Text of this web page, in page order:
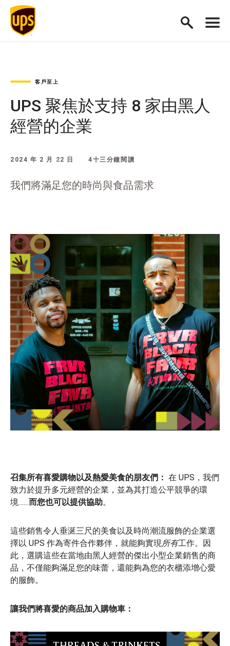
客戶至上
UPS 聚焦於支持 8 家由黑人
經營的企業
2024 年 2 月 22 日 4十三分鐘閱讀
我們將滿足您的時尚與食品需求
召集所有喜愛購物以及熱愛美食的朋友們： 在 UPS，我們
致力於提升多元經營的企業，並為其打造公平競爭的環
境……而您也可以提供協助。
這些銷售令人垂涎三尺的美食以及時尚潮流服飾的企業選
擇以 UPS 作為寄件合作夥伴，就能夠實現所有工作。因
此，選購這些在當地由黑人經營的傑出小型企業銷售的商
品，不僅能夠滿足您的味蕾，還能夠為您的衣櫃添增心愛
的服飾。
讓我們將喜愛的商品加入購物車：